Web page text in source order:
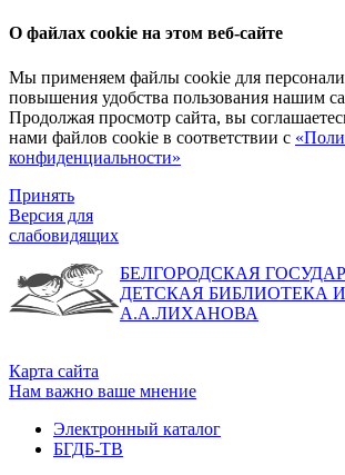
О файлах cookie на этом веб-сайте
Мы применяем файлы cookie для
повышения удобства пользования нашим
Продолжая просмотр сайта, вы
нами файлов cookie в соответствии с
конфиденциальности»
Принять
Версия для
слабовидящих
БЕЛГОРОДСКАЯ
ДЕТСКАЯ БИБЛИОТЕКА
А.А.ЛИХАНОВА
Карта сайта
Нам важно ваше мнение
Электронный каталог
БГДБ-ТВ